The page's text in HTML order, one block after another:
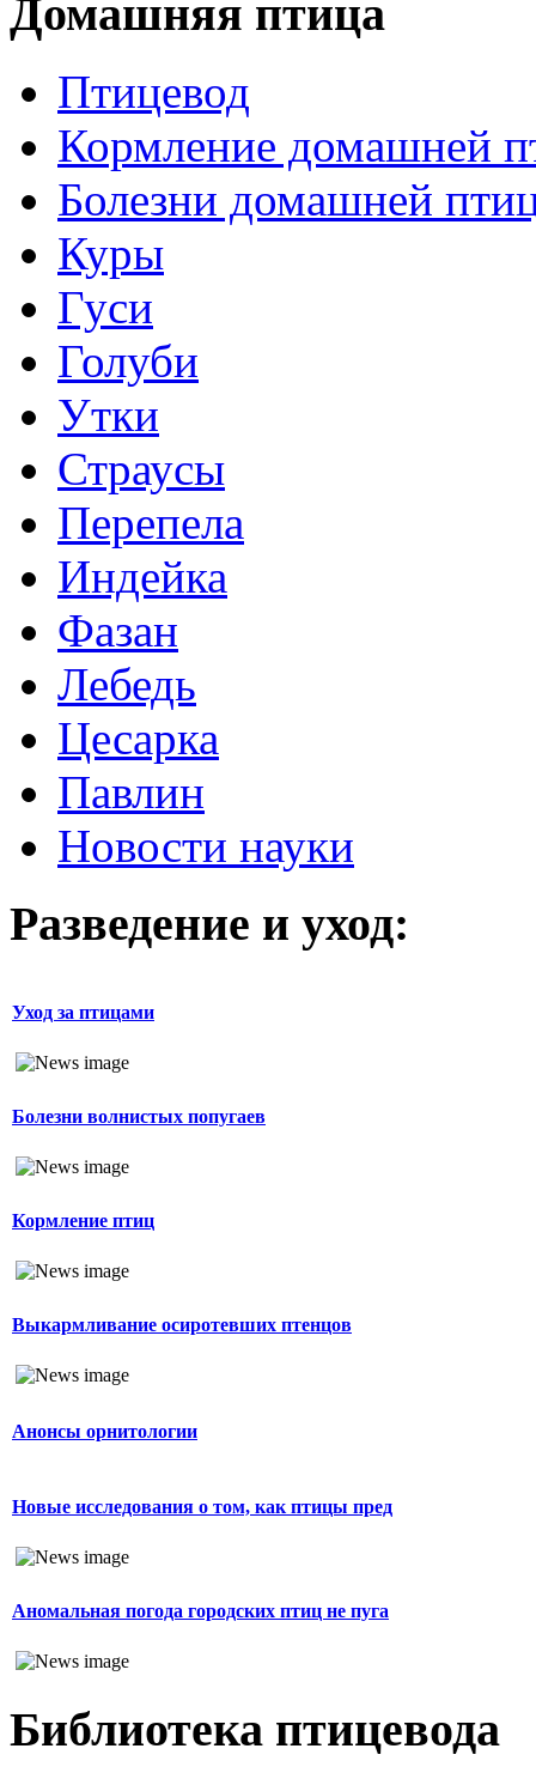
Домашняя птица
Птицевод
Кормление домашней
Болезни домашней
Куры
Гуси
Голуби
Утки
Страусы
Перепела
Индейка
Фазан
Лебедь
Цесарка
Павлин
Новости науки
Разведение и уход:
Уход за птицами
Болезни волнистых попугаев
Кормление птиц
Выкармливание осиротевших птенцов
Анонсы орнитологии
Новые исследования о том, как птицы пред
Аномальная погода городских птиц не пуга
Библиотека птицевода